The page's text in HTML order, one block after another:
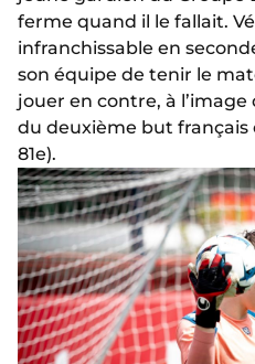
ferme quand il le fallait.
infranchissable en
son équipe de tenir le
jouer en contre, à l’image
du deuxième but français
81e).